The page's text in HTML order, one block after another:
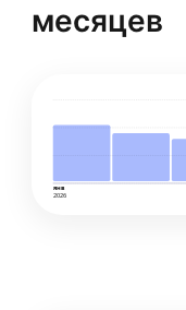
месяцев
янв
2026